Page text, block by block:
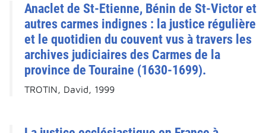
Anaclet de St-Etienne, Bénin de St-Victor et
autres carmes indignes : la justice régulière
et le quotidien du couvent vus à travers les
archives judiciaires des Carmes de la
province de Touraine (1630-1699).
TROTIN, David, 1999